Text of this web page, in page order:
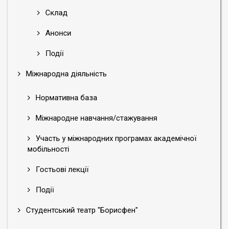
Склад
Анонси
Події
Міжнародна діяльність
Нормативна база
Міжнародне навчання/стажування
Участь у міжнародних програмах академічної
мобільності
Гостьові лекції
Події
Студентський театр "Борисфен"